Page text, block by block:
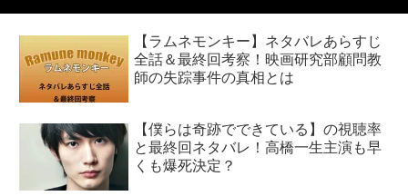
【ラムネモンキー】ネタバレあらすじ
全話＆最終回考察！映画研究部顧問教
師の失踪事件の真相とは
【僕らは奇跡でできている】の視聴率
と最終回ネタバレ！高橋一生主演も早
くも爆死決定？